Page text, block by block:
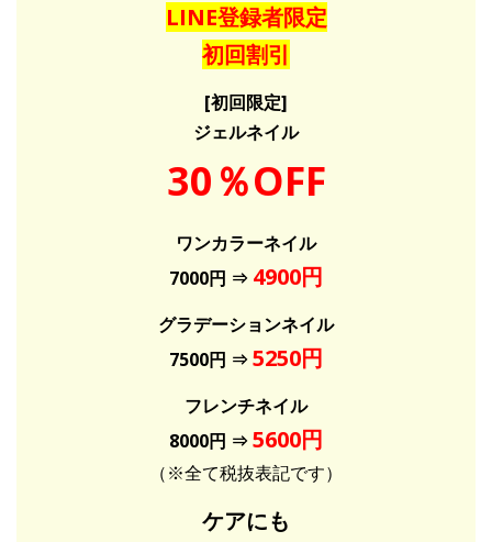
LINE登録者限定
初回割引
[初回限定]
ジェルネイル
30％OFF
ワンカラーネイル
7000円 ⇒ 4900円
グラデーションネイル
7500円 ⇒5250円
フレンチネイル
8000円 ⇒5600円
（※全て税抜表記です）
ケアにも